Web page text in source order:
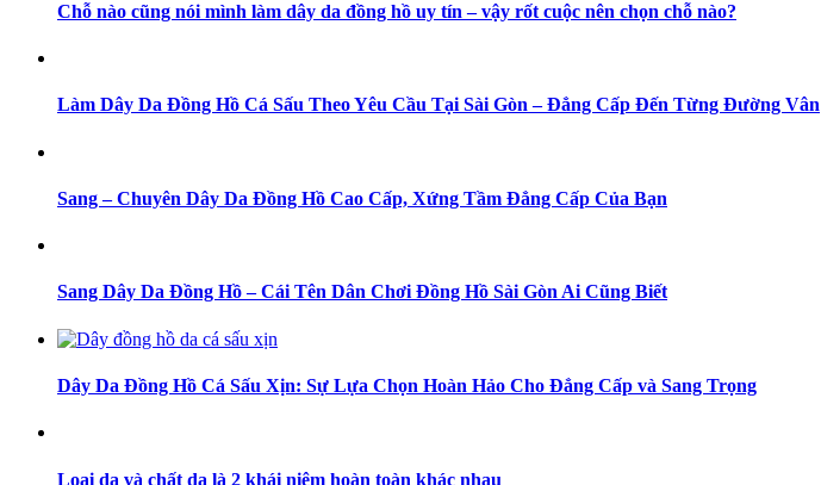
Chỗ nào cũng nói mình làm dây da đồng hồ uy tín – vậy rốt cuộc nên chọn chỗ nào?
Làm Dây Da Đồng Hồ Cá Sấu Theo Yêu Cầu Tại Sài Gòn – Đẳng Cấp Đến Từng Đường Vân
Sang – Chuyên Dây Da Đồng Hồ Cao Cấp, Xứng Tầm Đẳng Cấp Của Bạn
Sang Dây Da Đồng Hồ – Cái Tên Dân Chơi Đồng Hồ Sài Gòn Ai Cũng Biết
Dây Da Đồng Hồ Cá Sấu Xịn: Sự Lựa Chọn Hoàn Hảo Cho Đẳng Cấp và Sang Trọng
Loại da và chất da là 2 khái niệm hoàn toàn khác nhau